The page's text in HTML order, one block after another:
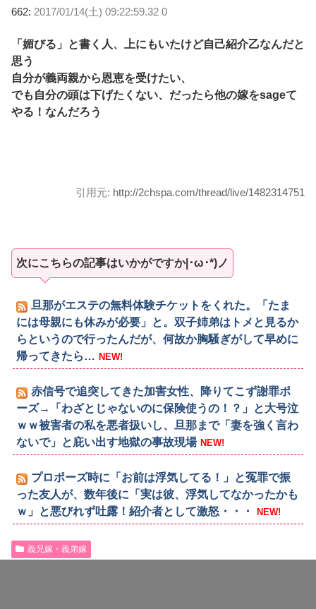
662: 2017/01/14(土) 09:22:59.32 0
「媚びる」と書く人、上にもいたけど自己紹介乙なんだと
思う
自分が義両親から恩恵を受けたい、
でも自分の頭は下げたくない、だったら他の嫁をsageて
やる！なんだろう
引用元: http://2chspa.com/thread/live/1482314751
次にこちらの記事はいかがですか|･ω･*)ノ
旦那がエステの無料体験チケットをくれた。「たま
には母親にも休みが必要」と。双子姉弟はトメと見るか
らというので行ったんだが、何故か胸騒ぎがして早めに
帰ってきたら… NEW!
赤信号で追突してきた加害女性、降りてこず謝罪ポ
ーズ→「わざとじゃないのに保険使うの！？」と大号泣
ｗｗ被害者の私を悪者扱いし、旦那まで「妻を強く言わ
ないで」と庇い出す地獄の事故現場 NEW!
プロポーズ時に「お前は浮気してる！」と冤罪で振
った友人が、数年後に「実は彼、浮気してなかったかも
ｗ」と悪びれず吐露！紹介者として激怒・・・
NEW!
義兄嫁・義弟嫁